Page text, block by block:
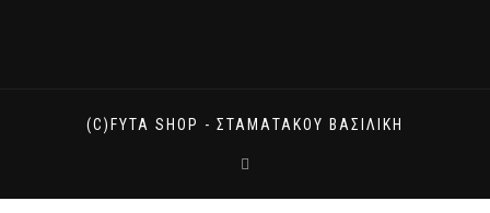
(C)FYTA SHOP - ΣΤΑΜΑΤΆΚΟΥ ΒΑΣΙΛΙΚΉ